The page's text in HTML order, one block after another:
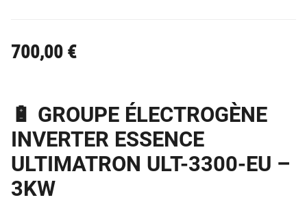
700,00 €
🔋 GROUPE ÉLECTROGÈNE
INVERTER ESSENCE
ULTIMATRON ULT-3300-EU –
3KW